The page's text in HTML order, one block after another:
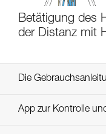
Betätigung des
der Distanz mit
Die
App zur Kontrolle